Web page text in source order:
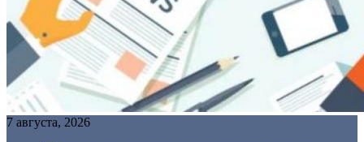
7 августа, 2026